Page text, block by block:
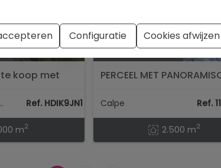
koop met
Ref. HDIK9JN1
m2
595.000 €
PERCEEL MET
Calpe Ref.
2.500 m2
Configuratie Cookies afwijzen